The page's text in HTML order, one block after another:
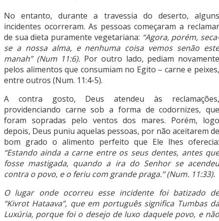
No entanto, durante a travessia do deserto, alguns
incidentes ocorreram. As pessoas começaram a reclamar
de sua dieta puramente vegetariana: “Agora, porém,
se a nossa alma, e nenhuma coisa vemos senão este
manah” (Num 11:6). Por outro lado, pediam
pelos alimentos que consumiam no Egito – carne e peixes,
entre outros (Num. 11:4-5).
A contra gosto, Deus atendeu às reclamações,
providenciando carne sob a forma de codornizes, que
foram sopradas pelo ventos dos mares. Porém, logo
depois, Deus puniu aquelas pessoas, por não aceitarem de
bom grado o alimento perfeito que Ele lhes oferecia:
“Estando ainda a carne entre os seus dentes, antes que
fosse mastigada, quando a ira do Senhor se acendeu
contra o povo, e o feriu com grande praga.” (Num. 11:33).
O lugar onde ocorreu esse incidente foi batizado de
“Kivrot Hataava”, que em português significa Tumbas da
Luxúria, porque foi o desejo de luxo daquele povo, e não